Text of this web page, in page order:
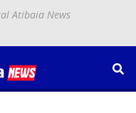
Atibaia News